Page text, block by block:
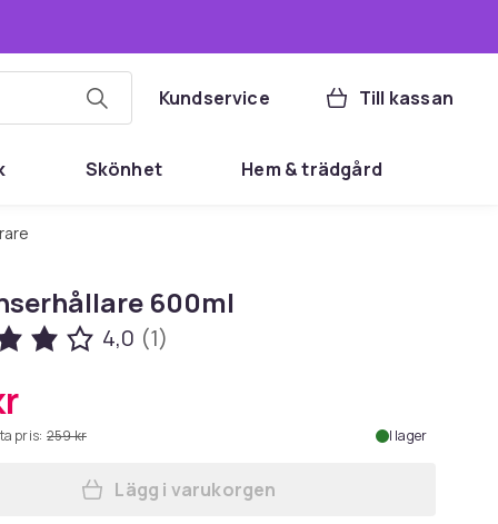
Kundservice Till kassan
Skönhet Hem & trädgård
600ml
4,0 (1)
pris: 259 kr I lager
Lägg till Dispenserhållare 600ml i
Lägg i varukorgen